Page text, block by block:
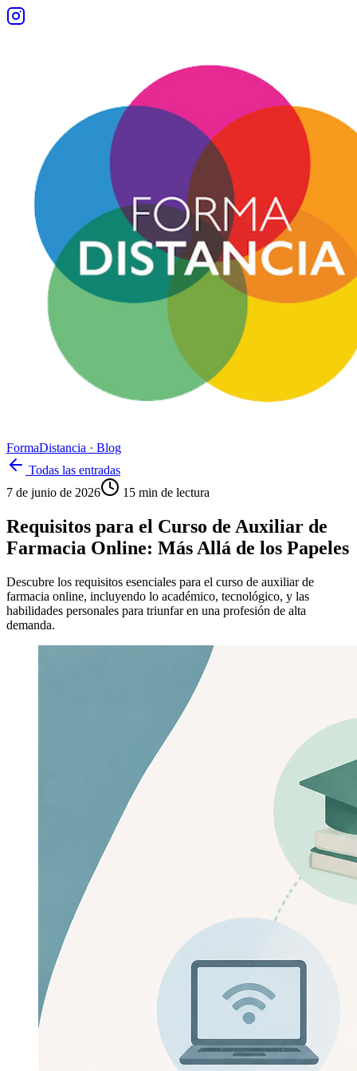
FormaDistancia · Blog
Todas las entradas
7 de junio de 2026
15 min de lectura
Requisitos para el Curso de Auxiliar de
Farmacia Online: Más Allá de los Papeles
Descubre los requisitos esenciales para el curso de auxiliar de
farmacia online, incluyendo lo académico, tecnológico, y las
habilidades personales para triunfar en una profesión de alta
demanda.